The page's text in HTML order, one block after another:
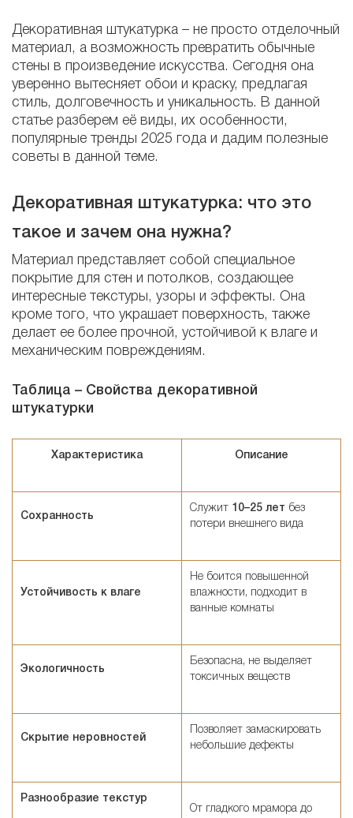
Декоративная штукатурка – не просто отделочный
материал, а возможность превратить обычные
стены в произведение искусства. Сегодня она
уверенно вытесняет обои и краску, предлагая
стиль, долговечность и уникальность. В данной
статье разберем её виды, их особенности,
популярные тренды 2025 года и дадим полезные
советы в данной теме.
Декоративная штукатурка: что это
такое и зачем она нужна?
Материал представляет собой специальное
покрытие для стен и потолков, создающее
интересные текстуры, узоры и эффекты. Она
кроме того, что украшает поверхность, также
делает ее более прочной, устойчивой к влаге и
механическим повреждениям.
Таблица – Свойства декоративной
штукатурки
Характеристика Описание
Сохранность
Служит 10–25 лет без
потери внешнего вида
Устойчивость к влаге
Не боится повышенной
влажности, подходит в
ванные комнаты
Экологичность
Безопасна, не выделяет
токсичных веществ
Скрытие неровностей
Позволяет замаскировать
небольшие дефекты
Разнообразие текстур
От гладкого мрамора до